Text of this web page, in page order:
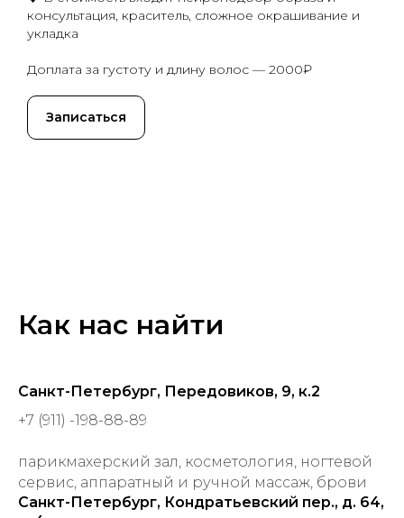
консультация, краситель, сложное окрашивание и
укладка
Доплата за густоту и длину волос — 2000₽
Записаться
Как нас найти
Санкт-Петербург, Передовиков, 9, к.2
+7 (911) -198-88-89
парикмахерский зал, косметология, ногтевой
сервис, аппаратный и ручной массаж, брови
Санкт-Петербург, Кондратьевский пер., д. 64,